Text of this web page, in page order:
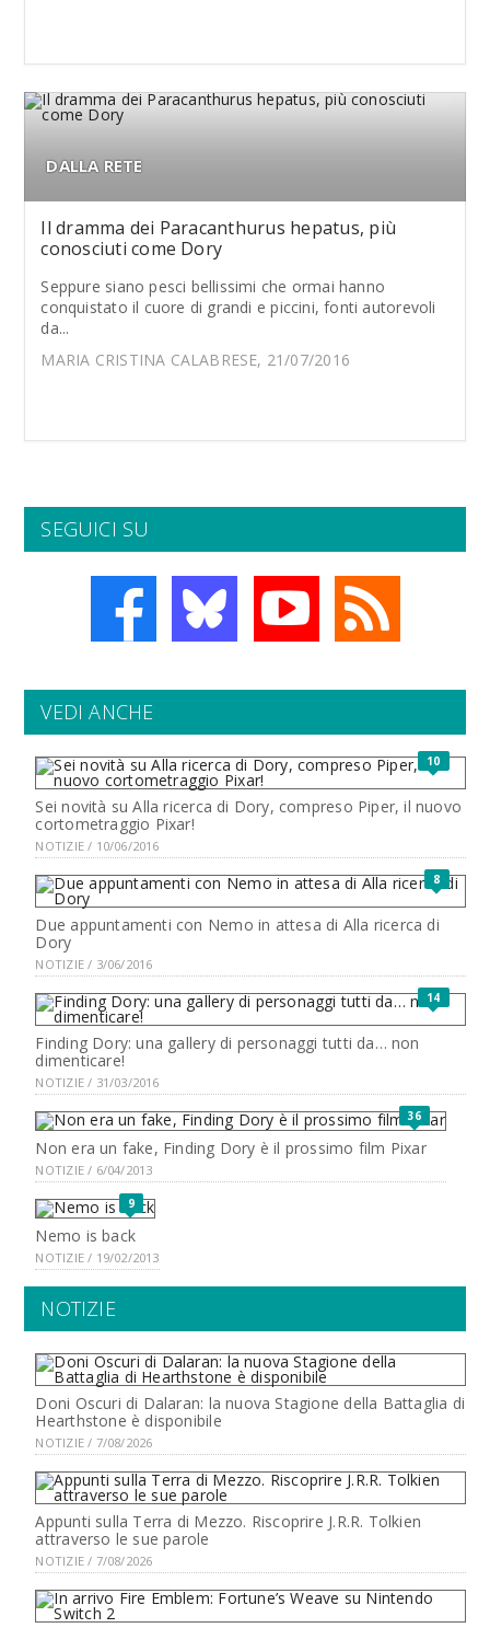
DALLA RETE
Il dramma dei Paracanthurus hepatus, più
conosciuti come Dory
Seppure siano pesci bellissimi che ormai hanno
conquistato il cuore di grandi e piccini, fonti autorevoli
da...
MARIA CRISTINA CALABRESE, 21/07/2016
SEGUICI SU
VEDI ANCHE
10
Sei novità su Alla ricerca di Dory, compreso Piper, il nuovo
cortometraggio Pixar!
NOTIZIE / 10/06/2016
8
Due appuntamenti con Nemo in attesa di Alla ricerca di
Dory
NOTIZIE / 3/06/2016
14
Finding Dory: una gallery di personaggi tutti da… non
dimenticare!
NOTIZIE / 31/03/2016
36
Non era un fake, Finding Dory è il prossimo film Pixar
NOTIZIE / 6/04/2013
9
Nemo is back
NOTIZIE / 19/02/2013
NOTIZIE
Doni Oscuri di Dalaran: la nuova Stagione della Battaglia di
Hearthstone è disponibile
NOTIZIE / 7/08/2026
Appunti sulla Terra di Mezzo. Riscoprire J.R.R. Tolkien
attraverso le sue parole
NOTIZIE / 7/08/2026